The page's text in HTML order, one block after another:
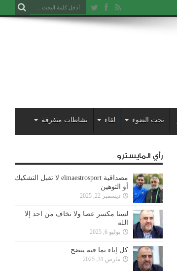
تحت الضوء لقاء نشاطات متفرقة
رأي المايسترو
مصداقية elmaestrosport لا تقبل التشكيك
أو التوهين
ديسمبر 22, 2025
لسنا مكسر عصا ولا نخاف من احد إلا
الله
يوليو 6, 2025
كل إناء بما فيه ينضح
مارس 31, 2025